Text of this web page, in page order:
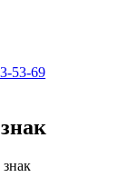
53-69